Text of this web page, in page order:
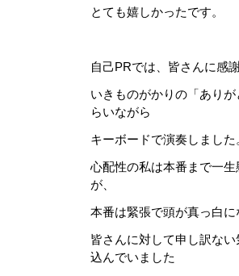
とても嬉しかったです。
自己PRでは、皆さんに感
いきものがかりの「あり
らいながら
キーボードで演奏しました
心配性の私は本番まで一
が、
本番は緊張で頭が真っ白
皆さんに対して申し訳な
込んでいました